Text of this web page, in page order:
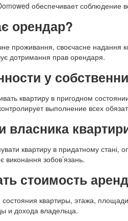
обеспечивает соблюдение
орендар?
проживання, своєчасне надання
дотримання прав орендаря.
у
квартиру в пригодном
выполнение всех
власника
квартиру в придатному
зобов’язань.
стоимость
состояния квартиры, этажа,
и дохода владельца.